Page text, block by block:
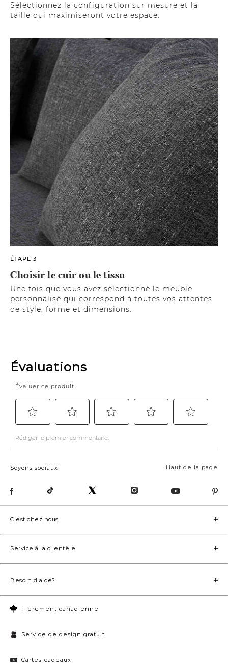
Sélectionnez la configuration sur mesure et la
taille qui maximiseront votre espace.
ÉTAPE 3
Choisir le cuir ou le tissu
Une fois que vous avez sélectionné le meuble
personnalisé qui correspond à toutes vos attentes
de style, forme et dimensions.
Haut de la page
Soyons sociaux!
Fièrement canadienne
Service de design gratuit
Cartes-cadeaux
C'est chez nous
Service à la clientèle
Besoin d'aide?